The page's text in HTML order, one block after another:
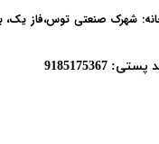
9185175367